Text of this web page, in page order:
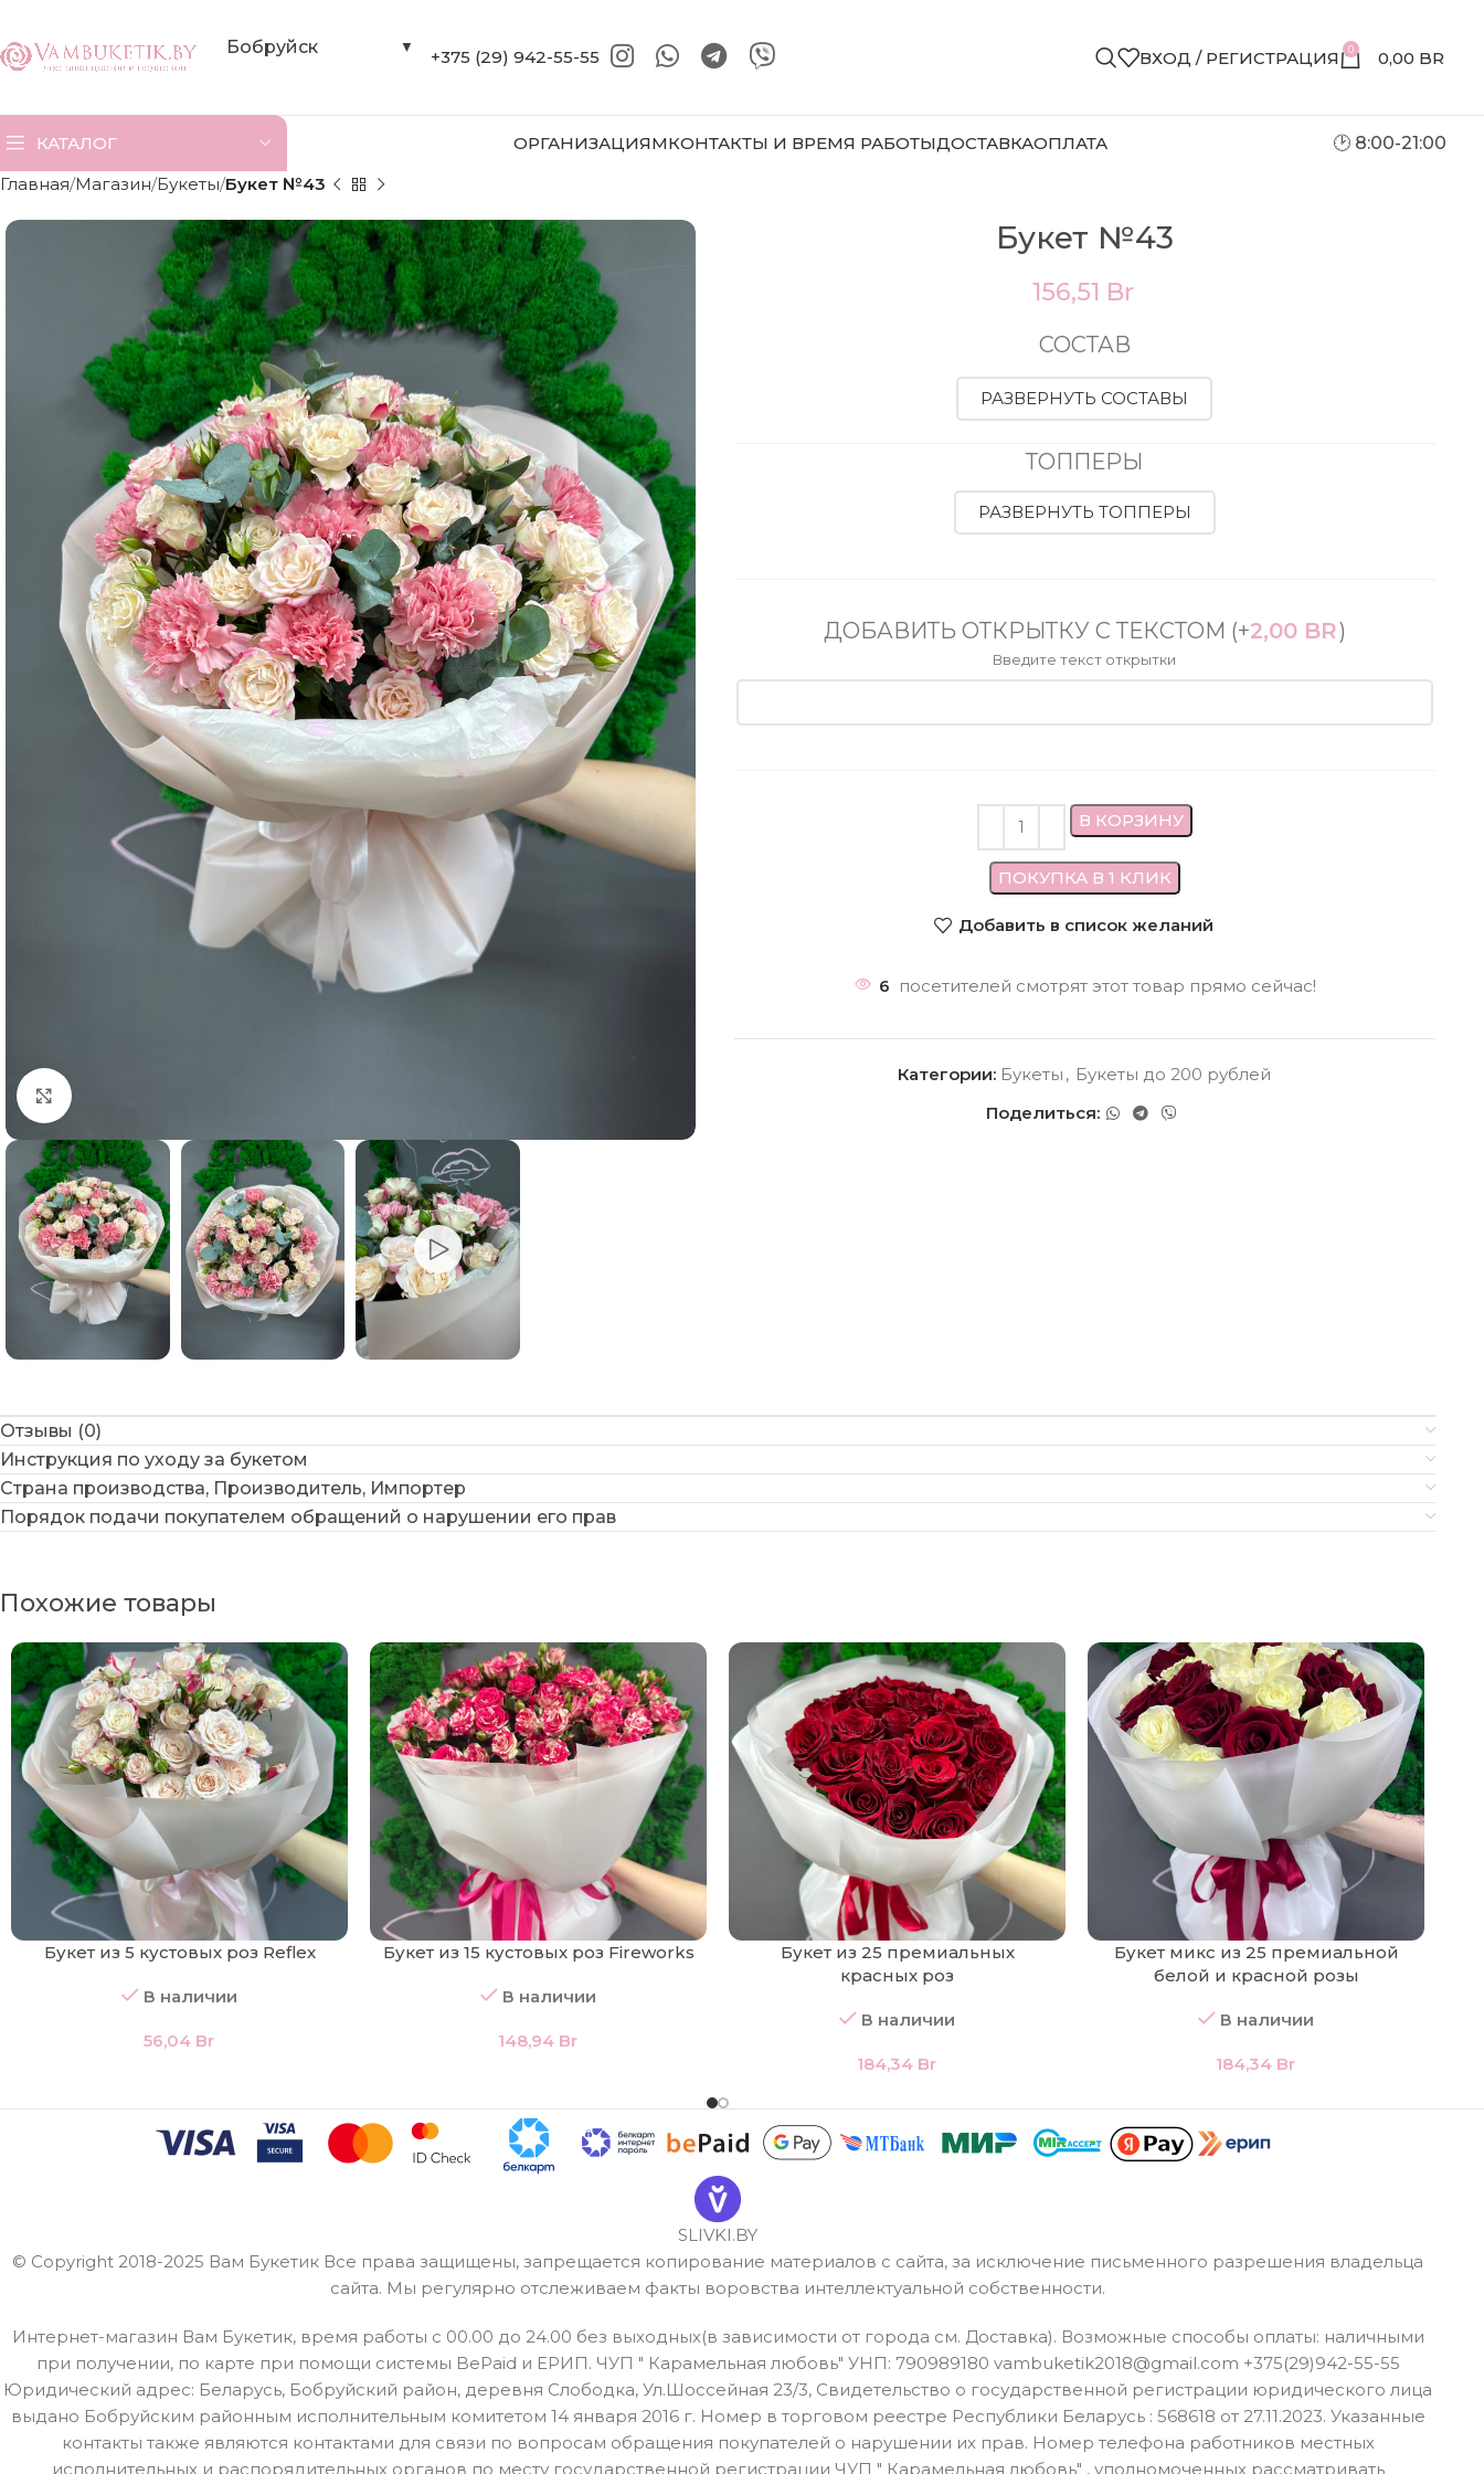
Бобруйск ▼ +375 (29) 942-55-55 ВХОД / РЕГИСТРАЦИЯ 0 0,00 BR
КАТАЛОГ ОРГАНИЗАЦИЯМКОНТАКТЫ И ВРЕМЯ РАБОТЫДОСТАВКАОПЛАТА
🕑 8:00-21:00
Главная Магазин Букеты Букет №43
Букет №43
156,51 Br
СОСТАВ
РАЗВЕРНУТЬ СОСТАВЫ
ТОППЕРЫ
РАЗВЕРНУТЬ ТОППЕРЫ
ДОБАВИТЬ ОТКРЫТКУ С ТЕКСТОМ (+2,00 BR)
Введите текст открытки
В КОРЗИНУ
ПОКУПКА В 1 КЛИК
Добавить в список желаний
6 посетителей смотрят этот товар прямо сейчас!
Категории: Букеты , Букеты до 200 рублей
Поделиться:
Отзывы (0)
Инструкция по уходу за букетом
Страна производства, Производитель, Импортер
Порядок подачи покупателем обращений о нарушении его прав
Похожие товары
Букет из 5 кустовых роз Reflex
В наличии
56,04 Br
Букет из 15 кустовых роз Fireworks
В наличии
148,94 Br
Букет из 25 премиальных
красных роз
В наличии
184,34 Br
Букет микс из 25 премиальной
белой и красной розы
В наличии
184,34 Br
SLIVKI.BY
© Copyright 2018-2025 Вам Букетик Все права защищены, запрещается копирование материалов с сайта, за исключение письменного разрешения владельца
сайта. Мы регулярно отслеживаем факты воровства интеллектуальной собственности.
Интернет-магазин Вам Букетик, время работы с 00.00 до 24.00 без выходных(в зависимости от города см. Доставка). Возможные способы оплаты: наличными
при получении, по карте при помощи системы BePaid и ЕРИП. ЧУП " Карамельная любовь" УНП: 790989180 vambuketik2018@gmail.com +375(29)942-55-55
Юридический адрес: Беларусь, Бобруйский район, деревня Слободка, Ул.Шоссейная 23/3, Свидетельство о государственной регистрации юридического лица
выдано Бобруйским районным исполнительным комитетом 14 января 2016 г. Номер в торговом реестре Республики Беларусь : 568618 от 27.11.2023. Указанные
контакты также являются контактами для связи по вопросам обращения покупателей о нарушении их прав. Номер телефона работников местных
исполнительных и распорядительных органов по месту государственной регистрации ЧУП " Карамельная любовь" , уполномоченных рассматривать